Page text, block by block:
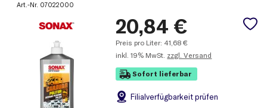
Art.-Nr. 07022000
20,84 €
Preis pro Liter: 41,68 €
inkl. 19% MwSt. zzgl. Versand
Sofort lieferbar
Filialverfügbarkeit prüfen